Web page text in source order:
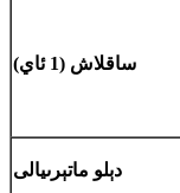
ساقلاش (1 ئاي)
دېلو ماتېرىيالى